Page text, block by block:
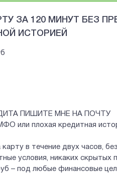
ЗА 120 МИНУТ БЕЗ
ИСТОРИЕЙ
ПИШИТЕ МНЕ НА ПОЧТУ
или плохая кредитная
карту в течение двух часов,
условия, никаких скрытых
– под любые финансовые